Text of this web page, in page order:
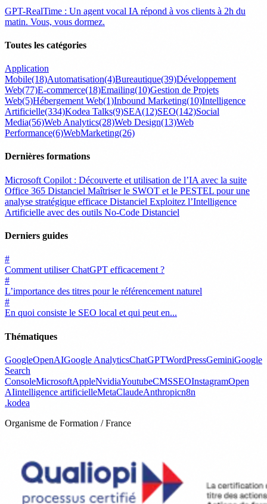
GPT-RealTime : Un agent vocal IA répond à vos clients à 2h du
matin. Vous, vous dormez.
Toutes les catégories
Application
Mobile(18)Automatisation(4)Bureautique(39)Développement
Web(77)E-commerce(18)Emailing(10)Gestion de Projets
Web(5)Hébergement Web(1)Inbound Marketing(10)Intelligence
Artificielle(334)Kodea Talks(9)SEA(12)SEO(142)Social
Media(56)Web Analytics(28)Web Design(13)Web
Performance(6)WebMarketing(26)
Dernières formations
Microsoft Copilot : Découverte et utilisation de l’IA avec la suite
Office 365 Distanciel Maîtriser le SWOT et le PESTEL pour une
analyse stratégique efficace Distanciel Exploitez l’Intelligence
Artificielle avec des outils No-Code Distanciel
Derniers guides
#
Comment utiliser ChatGPT efficacement ?
#
L’importance des titres pour le référencement naturel
#
En quoi consiste le SEO local et qui peut en...
Thématiques
GoogleOpenAIGoogle AnalyticsChatGPTWordPressGeminiGoogle
Search
ConsoleMicrosoftAppleNvidiaYoutubeCMSSEOInstagramOpen
AIintelligence artificielleMetaClaudeAnthropicn8n
.kodea
Organisme de Formation / France